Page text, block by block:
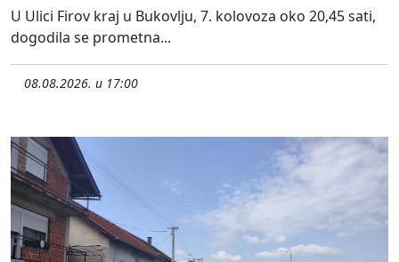
U Ulici Firov kraj u Bukovlju, 7. kolovoza oko 20,45 sati,
dogodila se prometna...
08.08.2026. u 17:00